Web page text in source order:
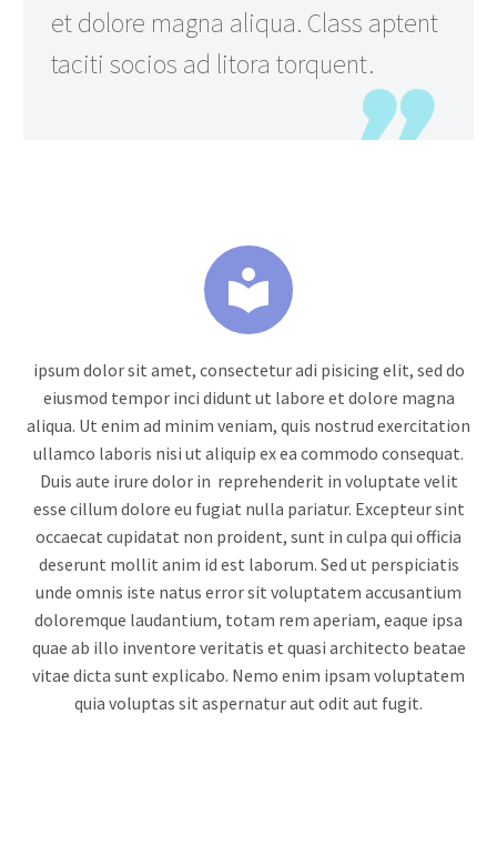
et dolore magna aliqua. Class aptent
taciti socios ad litora torquent.


ipsum dolor sit amet, consectetur adi pisicing elit, sed do
eiusmod tempor inci didunt ut labore et dolore magna
aliqua. Ut enim ad minim veniam, quis nostrud exercitation
ullamco laboris nisi ut aliquip ex ea commodo consequat.
Duis aute irure dolor in reprehenderit in voluptate velit
esse cillum dolore eu fugiat nulla pariatur. Excepteur sint
occaecat cupidatat non proident, sunt in culpa qui officia
deserunt mollit anim id est laborum. Sed ut perspiciatis
unde omnis iste natus error sit voluptatem accusantium
doloremque laudantium, totam rem aperiam, eaque ipsa
quae ab illo inventore veritatis et quasi architecto beatae
vitae dicta sunt explicabo. Nemo enim ipsam voluptatem
quia voluptas sit aspernatur aut odit aut fugit.